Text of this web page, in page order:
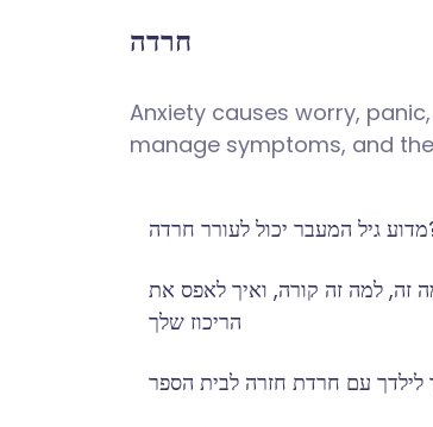
חרדה
Anxiety causes worry,
manage symptoms, and
חרדה?
זה, למה זה קורה, ואיך לאפס את
הריכוז שלך
לילדך עם חרדת חזרה לבית הספר